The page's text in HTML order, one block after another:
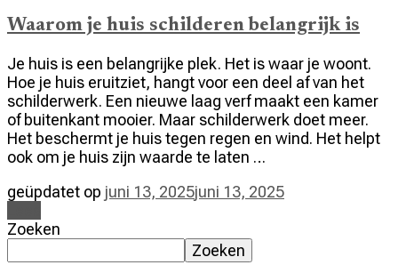
Waarom je huis schilderen belangrijk is
Je huis is een belangrijke plek. Het is waar je woont.
Hoe je huis eruitziet, hangt voor een deel af van het
schilderwerk. Een nieuwe laag verf maakt een kamer
of buitenkant mooier. Maar schilderwerk doet meer.
Het beschermt je huis tegen regen en wind. Het helpt
ook om je huis zijn waarde te laten …
geüpdatet op juni 13, 2025juni 13, 2025
Zoeken
Zoeken